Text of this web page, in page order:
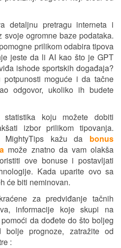
detaljnu pretragu interneta i
ogromne baze podataka.
prilikom odabira tipova
jeste da li AI kao što je GPT
ishode sportskih događaja?
moguće i da tačne
odgovor, ukoliko ih budete
koju možete dobiti
izbor prilikom tipovanja.
MightyTips kažu da
bonus
može znatno da vam olakša
ove bonuse i postavljati
Kada uparite ovo sa
će biti neminovan.
za predviđanje tačnih
informacije koje skupi na
da dođete do što boljeg
prognoze, zatražite od
: